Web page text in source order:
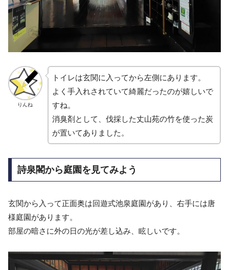
りんね
トイレは玄関に入ってから左側にあります。
よく手入れされていて綺麗だったのが嬉しいで
すね。
消臭剤として、伐採した丈山苑の竹を使った炭
が置いてありました。
詩泉閣から庭園を見てみよう
玄関から入って正面奥は回遊式池泉庭園があり、右手には唐
様庭園があります。
部屋の暗さに外の日の光が差し込み、眩しいです。